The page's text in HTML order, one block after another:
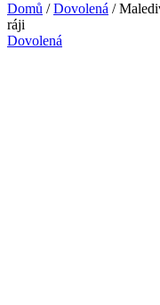
Domů / Dovolená /
ráji
Dovolená